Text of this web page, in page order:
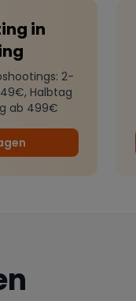
in
: 2-
Halbtag
ab 499€